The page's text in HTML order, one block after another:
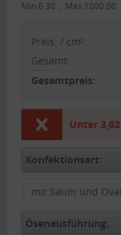
Min.0.30 Max.1000.00
Preis: / cm²:
Gesamt:
Gesamtpreis:
Unter
Konfektionsart:
mit Saum und
Ösenausführung: